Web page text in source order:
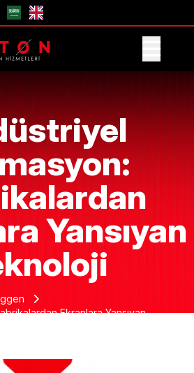
Yansıyan
Ekranlara Yansıyan